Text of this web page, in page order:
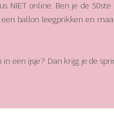
NIET online. Ben je de
een ballon leegprikken en
in een ijsje? Dan krijg je de